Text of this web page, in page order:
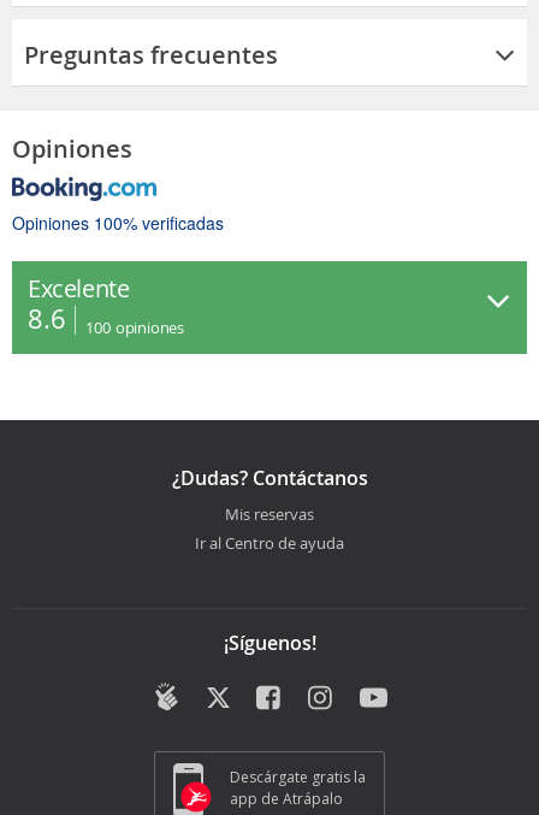
Preguntas frecuentes
Opiniones
Opiniones 100% verificadas
Excelente
8.6 100 opiniones
¿Dudas? Contáctanos
Mis reservas
Ir al Centro de ayuda
¡Síguenos!
Descárgate gratis la
app de Atrápalo